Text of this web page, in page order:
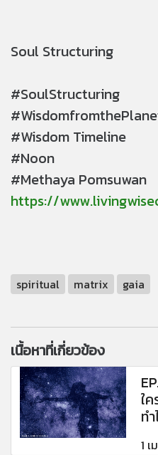
Soul Structuring
#SoulStructuring
#Wisdom Timeline
#Noon
#Methaya Pomsuwan
https://
spiritual matrix gaia
เนื้อหาที่เกี่ยวข้อง
ใ
ท
1